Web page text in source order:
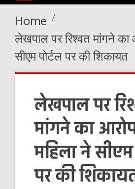
Home
लेखपाल पर रिश्वत मांगने का
सीएम पोर्टल पर की शिकायत
लेखपाल पर
मांगने का
महिला ने सीएम
पर की